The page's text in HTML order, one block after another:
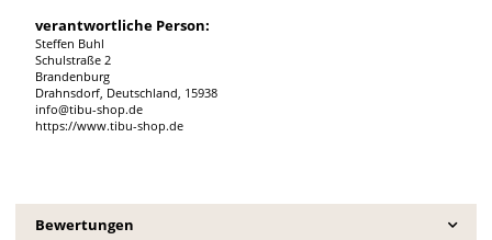
verantwortliche Person:
Steffen Buhl
Schulstraße 2
Brandenburg
Drahnsdorf, Deutschland, 15938
info@tibu-shop.de
https://www.tibu-shop.de
Bewertungen